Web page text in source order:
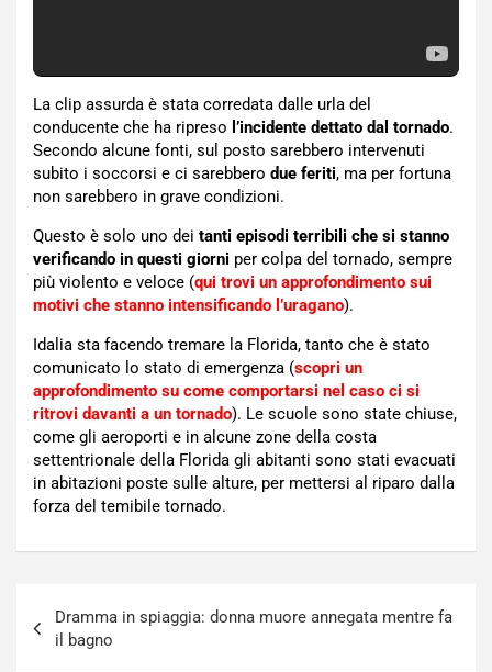
La clip assurda è stata corredata dalle urla del
conducente che ha ripreso l’incidente dettato dal tornado.
Secondo alcune fonti, sul posto sarebbero intervenuti
subito i soccorsi e ci sarebbero due feriti, ma per fortuna
non sarebbero in grave condizioni.
Questo è solo uno dei tanti episodi terribili che si stanno
verificando in questi giorni per colpa del tornado, sempre
più violento e veloce (qui trovi un approfondimento sui
motivi che stanno intensificando l’uragano).
Idalia sta facendo tremare la Florida, tanto che è stato
comunicato lo stato di emergenza (scopri un
approfondimento su come comportarsi nel caso ci si
ritrovi davanti a un tornado). Le scuole sono state chiuse,
come gli aeroporti e in alcune zone della costa
settentrionale della Florida gli abitanti sono stati evacuati
in abitazioni poste sulle alture, per mettersi al riparo dalla
forza del temibile tornado.
articoli
Dramma in spiaggia: donna muore annegata mentre fa
il bagno